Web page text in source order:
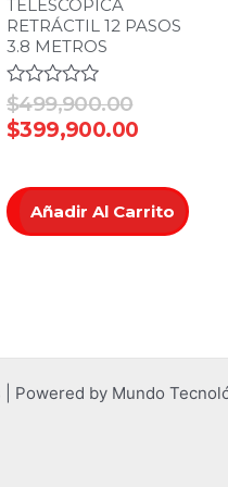
TELESCÓPICA
RETRÁCTIL 12 PASOS
3.8 METROS
Valorado
en
0
$499,900.00
$399,900.00
Añadir Al Carrito
Powered by Mundo